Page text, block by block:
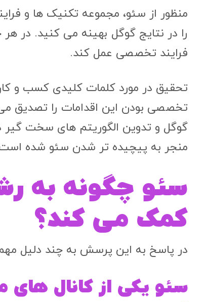
منظور از سئو، مجموعه تکنیک‌ ها و
را در نتایج گوگل بهینه می کنید. در
فرایند تخصصی عمل کند.
تحقیق در مورد کلمات کلیدی کسب و
تخصصی بودن این اقدامات را تصدیق
گوگل و تدوین الگوریتم های سخت گیر
منجر به پیچیده تر شدن سئو شده
سئو چگونه به
کمک می کند؟
در پاسخ به این پرسش به چند دلیل مهم
سئو یکی از کانال های